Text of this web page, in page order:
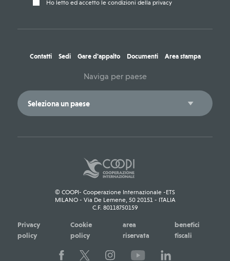
Ho letto ed accetto le condizioni della privacy
Contatti Sedi Gare d'appalto Documenti Area stampa
Naviga per paese
© COOPI- Cooperazione Internazionale -ETS
MILANO - Via De Lemene, 50 20151 - ITALIA
C.F. 80118750159
Privacy
policy
Cookie
policy
area
riservata
benefici
fiscali